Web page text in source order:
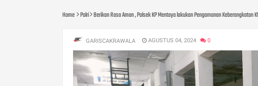
Home Polri Berikan Rasa Aman , Polsek KP Mentaya lakukan Pengamanan Keberangkatan
GARISCAKRAWALA AGUSTUS 04, 2024 0